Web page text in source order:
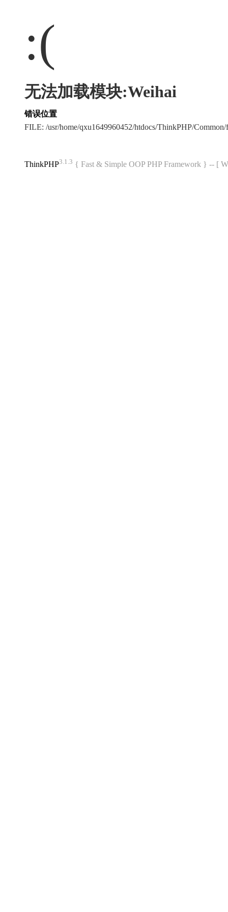
:(
无法加载模块:Weihai
错误位置
FILE: /usr/home/qxu1649960452/htdocs/ThinkPHP/
ThinkPHP3.1.3 { Fast & Simple OOP PHP Framework } -- [